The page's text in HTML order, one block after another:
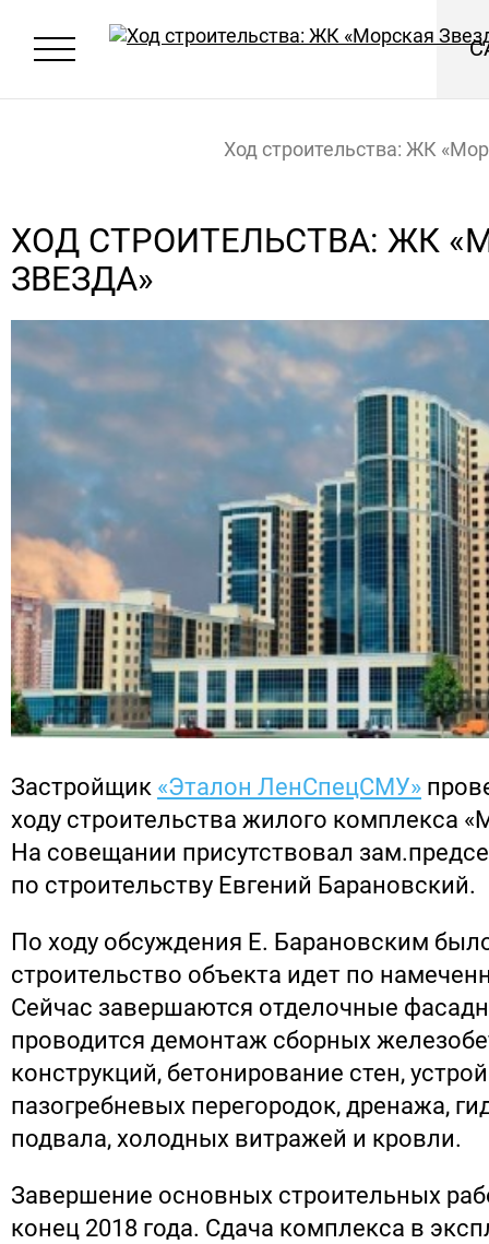
Ход строительства: ЖК
ХОД СТРОИТЕЛЬСТВА: ЖК
ЗВЕЗДА»
Застройщик «Эталон ЛенСпецСМУ»
ходу строительства жилого комплекса
На совещании присутствовал
по строительству Евгений Барановский.
По ходу обсуждения Е. Барановским
строительство объекта идет по
Сейчас завершаются отделочные
проводится демонтаж сборных
конструкций, бетонирование стен,
пазогребневых перегородок, дренажа,
подвала, холодных витражей и кровли.
Завершение основных строительных
конец 2018 года. Сдача комплекса в